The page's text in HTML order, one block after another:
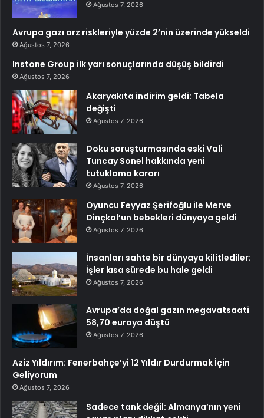
Ağustos 7, 2026
Avrupa gazı arz riskleriyle yüzde 2’nin üzerinde yükseldi
Ağustos 7, 2026
Instone Group ilk yarı sonuçlarında düşüş bildirdi
Ağustos 7, 2026
Akaryakıta indirim geldi: Tabela
değişti
Ağustos 7, 2026
Doku soruşturmasında eski Vali
Tuncay Sonel hakkında yeni
tutuklama kararı
Ağustos 7, 2026
Oyuncu Feyyaz Şerifoğlu ile Merve
Dinçkol’un bebekleri dünyaya geldi
Ağustos 7, 2026
İnsanları sahte bir dünyaya kilitlediler:
İşler kısa sürede bu hale geldi
Ağustos 7, 2026
Avrupa’da doğal gazın megavatsaati
58,70 euroya düştü
Ağustos 7, 2026
Aziz Yıldırım: Fenerbahçe’yi 12 Yıldır Durdurmak İçin
Geliyorum
Ağustos 7, 2026
Sadece tank değil: Almanya’nın yeni